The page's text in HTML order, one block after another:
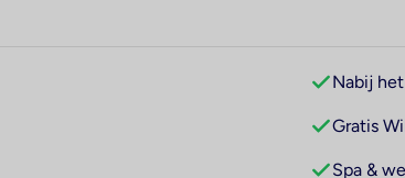
Nabij
Gratis
Spa &